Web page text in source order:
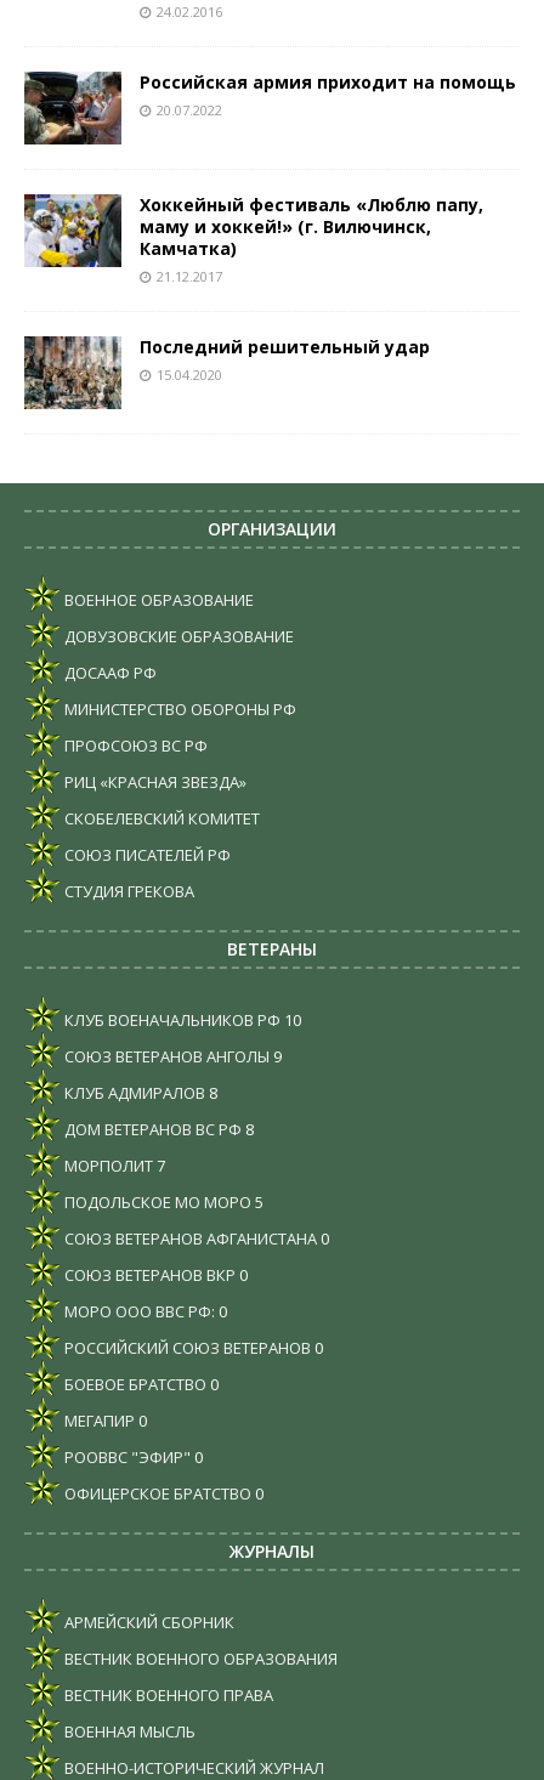
24.02.2016
Российская армия приходит на помощь
20.07.2022
Хоккейный фестиваль «Люблю папу,
маму и хоккей!» (г. Вилючинск,
Камчатка)
21.12.2017
Последний решительный удар
15.04.2020
ОРГАНИЗАЦИИ
ВОЕННОЕ ОБРАЗОВАНИЕ
ДОВУЗОВСКИЕ ОБРАЗОВАНИЕ
ДОСААФ РФ
МИНИСТЕРСТВО ОБОРОНЫ РФ
ПРОФСОЮЗ ВС РФ
РИЦ «КРАСНАЯ ЗВЕЗДА»
СКОБЕЛЕВСКИЙ КОМИТЕТ
СОЮЗ ПИСАТЕЛЕЙ РФ
СТУДИЯ ГРЕКОВА
ВЕТЕРАНЫ
КЛУБ ВОЕНАЧАЛЬНИКОВ РФ 10
СОЮЗ ВЕТЕРАНОВ АНГОЛЫ 9
КЛУБ АДМИРАЛОВ 8
ДОМ ВЕТЕРАНОВ ВС РФ 8
МОРПОЛИТ7
ПОДОЛЬСКОЕ МО МОРО 5
СОЮЗ ВЕТЕРАНОВ АФГАНИСТАНА 0
СОЮЗ ВЕТЕРАНОВ ВКР 0
МОРО ООО ВВС РФ: 0
РОССИЙСКИЙ СОЮЗ ВЕТЕРАНОВ 0
БОЕВОЕ БРАТСТВО 0
МЕГАПИР 0
РООВВС "ЭФИР" 0
ОФИЦЕРСКОЕ БРАТСТВО 0
ЖУРНАЛЫ
АРМЕЙСКИЙ СБОРНИК
ВЕСТНИК ВОЕННОГО ОБРАЗОВАНИЯ
ВЕСТНИК ВОЕННОГО ПРАВА
ВОЕННАЯ МЫСЛЬ
ВОЕННО-ИСТОРИЧЕСКИЙ ЖУРНАЛ